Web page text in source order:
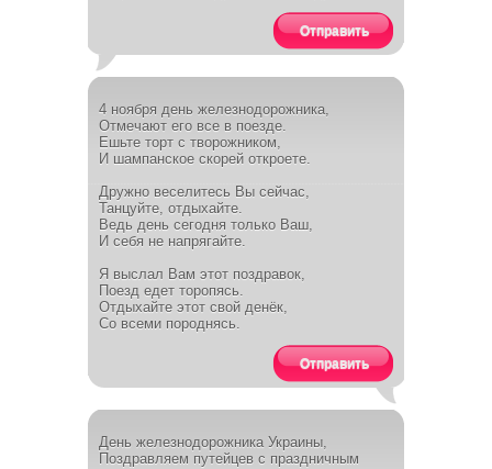
Отправить
4 ноября день железнодорожника,
Отмечают его все в поезде.
Ешьте торт с творожником,
И шампанское скорей откроете.
Дружно веселитесь Вы сейчас,
Танцуйте, отдыхайте.
Ведь день сегодня только Ваш,
И себя не напрягайте.
Я выслал Вам этот поздравок,
Поезд едет торопясь.
Отдыхайте этот свой денёк,
Со всеми породнясь.
Отправить
День железнодорожника Украины,
Поздравляем путейцев с праздничным